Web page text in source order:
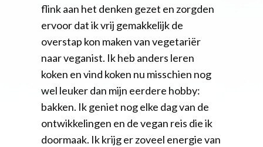
flink aan het denken gezet en zorgden
ervoor dat ik vrij gemakkelijk de
overstap kon maken van vegetariër
naar veganist. Ik heb anders leren
koken en vind koken nu misschien nog
wel leuker dan mijn eerdere hobby:
bakken. Ik geniet nog elke dag van de
ontwikkelingen en de vegan reis die ik
doormaak. Ik krijg er zoveel energie van